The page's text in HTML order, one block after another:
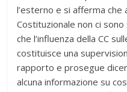
l’esterno e si afferma che
Costituzionale non ci
che l’influenza della CC
costituisce una
rapporto e prosegue
alcuna informazione su